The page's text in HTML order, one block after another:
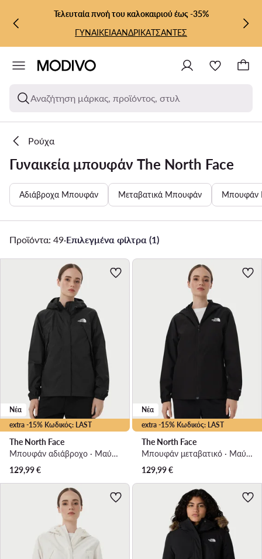
ΜΕΤΆΒΑΣΗ ΣΤΟ ΚΎΡΙΟ ΠΕΡΙΕΧΌΜΕΝΟ
ΜΕΤΆΒΑΣΗ ΣΤΗΝ ΑΝΑΖΉΤΗΣΗ
Τελευταία πνοή του καλοκαιριού έως -35%
ΓΥΝΑΙΚΕΙΑΑΝΔΡΙΚΑΤΣΑΝΤΕΣ
Αναζήτηση μάρκας, προϊόντος, στυλ
Ρούχα
Γυναικεία μπουφάν The North Face
Αδιάβροχα Μπουφάν Μεταβατικά Μπουφάν Μπουφάν
Προϊόντα: 49·Επιλεγμένα φίλτρα (1)
extra -15% Κωδικός: LAST
Νέα
The North Face
Μπουφάν αδιάβροχο · Μαύρο
129,99€
extra -15% Κωδικός: LAST
Νέα
The North Face
Μπουφάν μεταβατικό · Μαύρο
129,99€